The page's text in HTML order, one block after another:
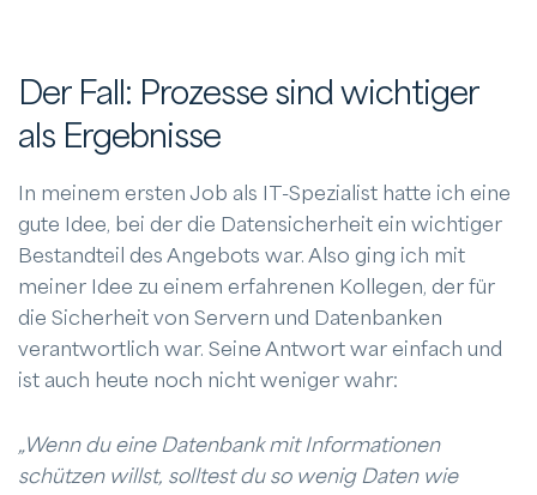
Der Fall: Prozesse sind wichtiger
als Ergebnisse
In meinem ersten Job als IT-Spezialist hatte ich eine
gute Idee, bei der die Datensicherheit ein wichtiger
Bestandteil des Angebots war. Also ging ich mit
meiner Idee zu einem erfahrenen Kollegen, der für
die Sicherheit von Servern und Datenbanken
verantwortlich war. Seine Antwort war einfach und
ist auch heute noch nicht weniger wahr:
„Wenn du eine Datenbank mit Informationen
schützen willst, solltest du so wenig Daten wie